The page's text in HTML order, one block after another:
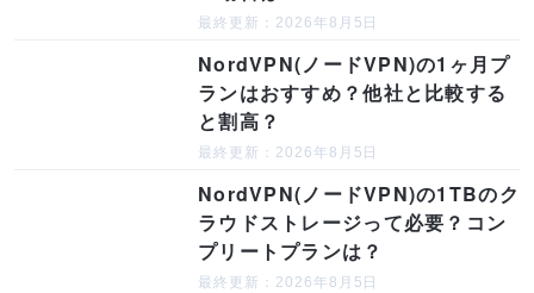
最終更新：2026年8月5日
NordVPN(ノードVPN)の1ヶ月プ
ランはおすすめ？他社と比較する
と割高？
最終更新：2026年8月5日
NordVPN(ノードVPN)の1TBのク
ラウドストレージって必要？コン
プリートプランは？
最終更新：2026年8月5日